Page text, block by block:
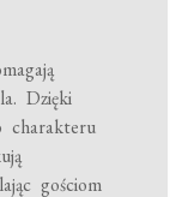
Dzięki
charakteru
gościom